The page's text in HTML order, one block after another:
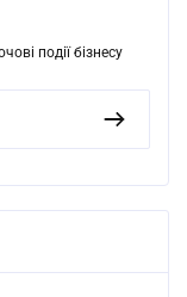
події бізнесу